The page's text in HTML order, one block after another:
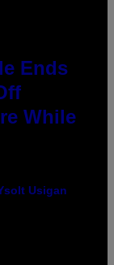
Ends
While
Usigan